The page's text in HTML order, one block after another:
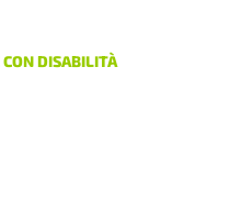
CON DISABILITÀ